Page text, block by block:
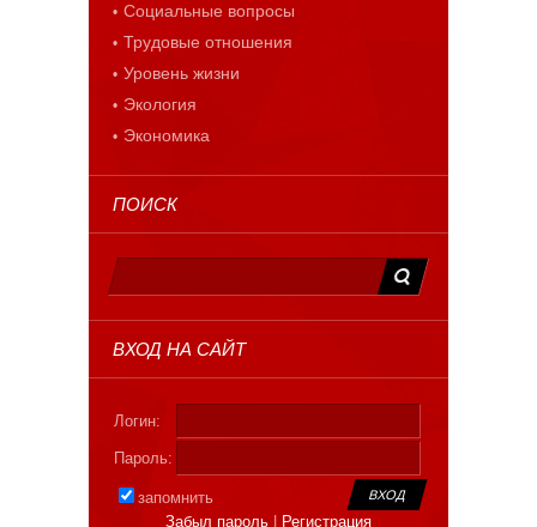
Социальные вопросы
Трудовые отношения
Уровень жизни
Экология
Экономика
ПОИСК
ВХОД НА САЙТ
Логин:
Пароль:
запомнить
Забыл пароль
Регистрация